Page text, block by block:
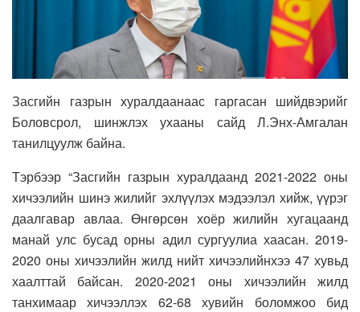
Засгийн газрын хуралдаанаас гаргасан шийдвэрийг
Боловсрол, шинжлэх ухааны сайд Л.Энх-Амгалан
танилцуулж байна.
Тэрбээр “Засгийн газрын хуралдаанд 2021-2022 оны
хичээлийн шинэ жилийг эхлүүлэх мэдээлэл хийж, үүрэг
даалгавар авлаа. Өнгөрсөн хоёр жилийн хугацаанд
манай улс бусад орны адил сургуулиа хаасан. 2019-
2020 оны хичээлийн жилд нийт хичээлийнхээ 47 хувьд
хаалттай байсан. 2020-2021 оны хичээлийн жилд
танхимаар хичээллэх 62-68 хувийн боломжоо бид